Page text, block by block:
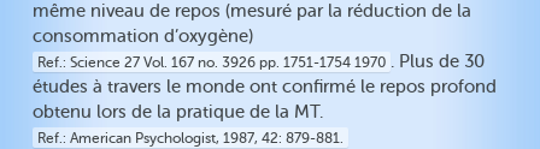
même niveau de repos (mesuré par la réduction de la
consommation d’oxygène)
Ref. Science 27 Vol. 167 no. 3926 pp. 1751-1754 1970 . Plus de 30
études à travers le monde ont confirmé le repos profond
obtenu lors de la pratique de la MT.
Ref. American Psychologist, 1987, 42: 879-881.